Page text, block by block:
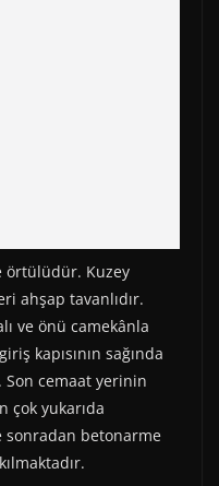
örtülüdür. Kuzey
ahşap tavanlıdır.
ve önü camekânla
kapısının sağında
cemaat yerinin
çok yukarıda
sonradan betonarme